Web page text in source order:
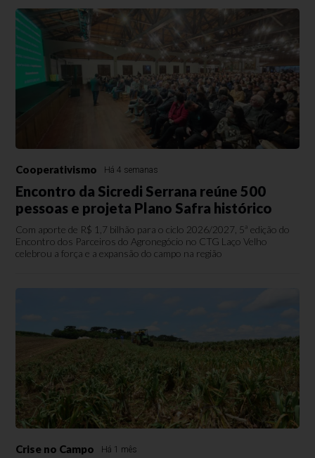
Cooperativismo Há 4 semanas
Encontro da Sicredi Serrana reúne 500
pessoas e projeta Plano Safra histórico
Com aporte de R$ 1,7 bilhão para o ciclo 2026/2027, 5ª edição do
Encontro dos Parceiros do Agronegócio no CTG Laço Velho
celebrou a força e a expansão do campo na região
Crise no Campo Há 1 mês